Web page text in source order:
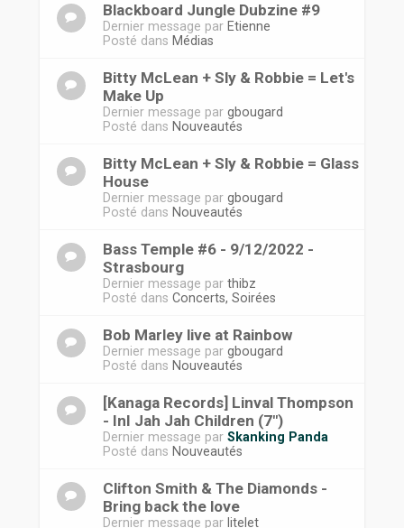
Blackboard Jungle Dubzine #9
Dernier message par Etienne
Posté dans Médias
Bitty McLean + Sly & Robbie = Let's
Make Up
Dernier message par gbougard
Posté dans Nouveautés
Bitty McLean + Sly & Robbie = Glass
House
Dernier message par gbougard
Posté dans Nouveautés
Bass Temple #6 - 9/12/2022 -
Strasbourg
Dernier message par thibz
Posté dans Concerts, Soirées
Bob Marley live at Rainbow
Dernier message par gbougard
Posté dans Nouveautés
[Kanaga Records] Linval Thompson
- InI Jah Jah Children (7")
Dernier message par Skanking Panda
Posté dans Nouveautés
Clifton Smith & The Diamonds -
Bring back the love
Dernier message par litelet